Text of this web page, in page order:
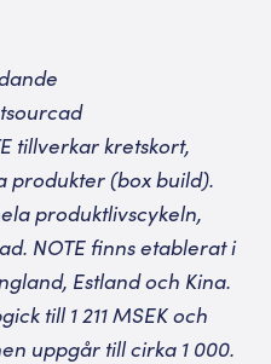
tillverkar kretskort,
produkter (box build).
produktlivscykeln,
NOTE finns etablerat i
Estland och Kina.
till 1 211 MSEK och
uppgår till cirka 1 000.